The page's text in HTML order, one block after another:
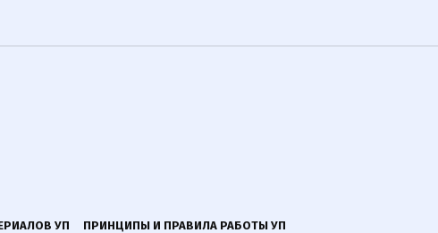
УП ПРИНЦИПЫ И ПРАВИЛА РАБОТЫ УП